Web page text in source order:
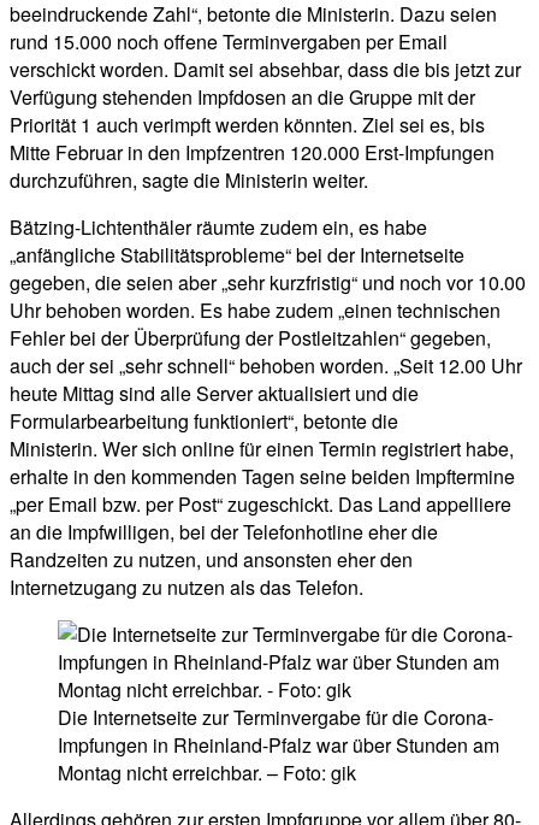
beeindruckende Zahl“, betonte die Ministerin. Dazu seien
rund 15.000 noch offene Terminvergaben per Email
verschickt worden. Damit sei absehbar, dass die bis jetzt zur
Verfügung stehenden Impfdosen an die Gruppe mit der
Priorität 1 auch verimpft werden könnten. Ziel sei es, bis
Mitte Februar in den Impfzentren 120.000 Erst-Impfungen
durchzuführen, sagte die Ministerin weiter.
Bätzing-Lichtenthäler räumte zudem ein, es habe
„anfängliche Stabilitätsprobleme“ bei der Internetseite
gegeben, die seien aber „sehr kurzfristig“ und noch vor 10.00
Uhr behoben worden. Es habe zudem „einen technischen
Fehler bei der Überprüfung der Postleitzahlen“ gegeben,
auch der sei „sehr schnell“ behoben worden. „Seit 12.00 Uhr
heute Mittag sind alle Server aktualisiert und die
Formularbearbeitung funktioniert“, betonte die
Ministerin. Wer sich online für einen Termin registriert habe,
erhalte in den kommenden Tagen seine beiden Impftermine
„per Email bzw. per Post“ zugeschickt. Das Land appelliere
an die Impfwilligen, bei der Telefonhotline eher die
Randzeiten zu nutzen, und ansonsten eher den
Internetzugang zu nutzen als das Telefon.
Die Internetseite zur Terminvergabe für die Corona-
Impfungen in Rheinland-Pfalz war über Stunden am
Montag nicht erreichbar. – Foto: gik